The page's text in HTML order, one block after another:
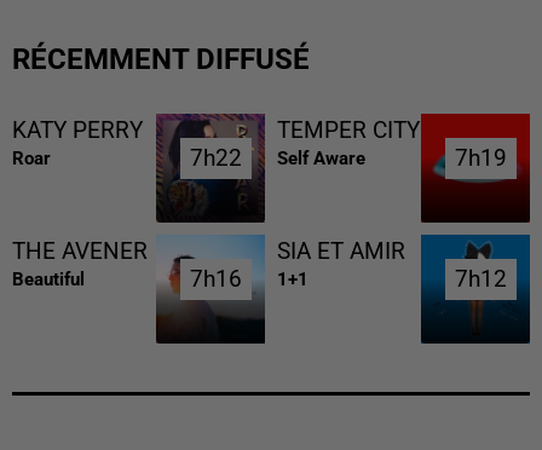
RÉCEMMENT DIFFUSÉ
KATY PERRY
Roar 7h22
7h22
TEMPER CITY
Self Aware 7h19
7h19
THE AVENER
Beautiful 7h16
7h16
SIA ET AMIR
1+1 7h12
7h12